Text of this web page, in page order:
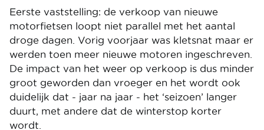
Eerste vaststelling: de verkoop van nieuwe
motorfietsen loopt niet parallel met het aantal
droge dagen. Vorig voorjaar was kletsnat maar er
werden toen meer nieuwe motoren ingeschreven.
De impact van het weer op verkoop is dus minder
groot geworden dan vroeger en het wordt ook
duidelijk dat - jaar na jaar - het ‘seizoen’ langer
duurt, met andere dat de winterstop korter
wordt.